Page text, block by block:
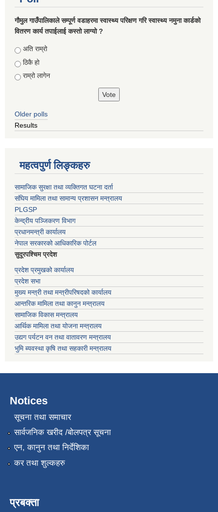
गौमुल गाउँपालिकाले सम्पूर्ण वडाहरमा स्वास्थ्य परिक्षण गरि स्वास्थ्य नमुना कार्डको
वितरण कार्य तपाईलाई कस्तो लाग्यो ?
Choices
अति राम्रो
ठिकै हो
राम्रो लागेन
Older polls
Results
महत्वपुर्ण लिङ्कहरु
सामाजिक सुरक्षा तथा व्यक्तिगत घटना दर्ता
संघिय मामिला तथा सामान्य प्रशासन मन्त्रालय
PLGSP
केन्द्रीय पञ्जिकरण विभाग
प्रधानमन्त्री कार्यालय
नेपाल सरकारको आधिकारिक पोर्टल
सुदूरपश्चिम प्रदेश
प्रदेश प्रमुखको कार्यालय
प्रदेश सभा
मुख्य मन्त्री तथा मन्त्रीपरिषदको कार्यालय
आन्तरिक मामिला तथा कानुन मन्त्रालय
सामाजिक विकास मन्त्रालय
आर्थिक मामिला तथा योजना मन्त्रालय
उद्यग पर्यटन वन तथा वातावरण मन्त्रालय
भुमि ब्यवस्था कृषि तथा सहकारी मन्त्रालय
Notices
सूचना तथा समाचार
सार्वजनिक खरीद /बोलपत्र सूचना
एन, कानुन तथा निर्देशिका
कर तथा शुल्कहरु
प्रबक्ता